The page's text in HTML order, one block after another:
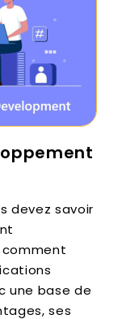
devez savoir
comment
une base de
ses